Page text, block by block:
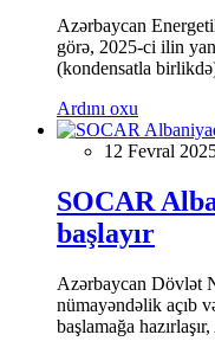
Azərbaycan
görə, 2025-ci ilin
(kondensatla
Ardını oxu
12 Fevral
SOCAR
başlayır
Azərbaycan Dövlət
nümayəndəlik açıb
başlamağa